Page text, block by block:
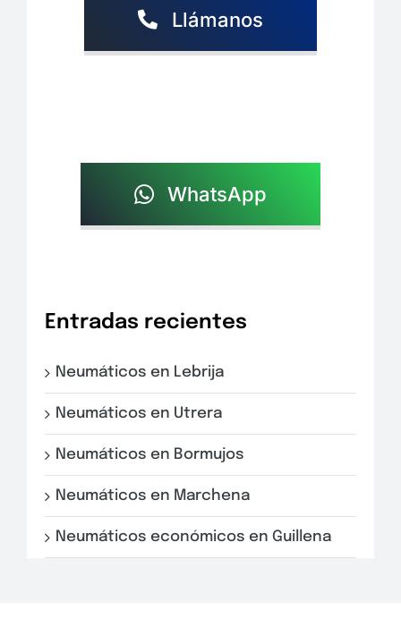
Llámanos
WhatsApp
Entradas recientes
Neumáticos en Lebrija
Neumáticos en Utrera
Neumáticos en Bormujos
Neumáticos en Marchena
Neumáticos económicos en Guillena